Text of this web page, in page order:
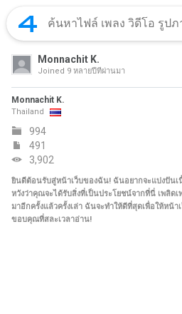
Monnachit K.
Joined 9 หลายปีที่ผ่านมา
Monnachit K.
Thailand
994
491
3,902
ยินดีต้อนรับสู่หน้าเว็บของฉัน! ฉันอยากจะแบ่งปัน
หวังว่าคุณจะได้รับสิ่งที่เป็นประโยชน์จากที่นี่ เพลิ
มาอีกครั้งแล้วครั้งเล่า ฉันจะทำให้ดีที่สุดเพื่อให้หน้
ขอบคุณที่สละเวลาอ่าน!